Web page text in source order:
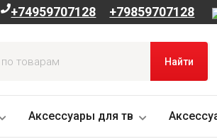
+74959707128 +79859707128
Найти
Аксессуары для тв